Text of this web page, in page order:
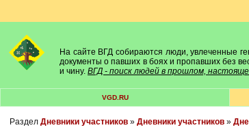
На сайте ВГД собираются люди, увлеченные
документы о павших в боях и пропавших без
и чину. ВГД - поиск людей в прошлом,
VGD.RU
Раздел Дневники участников» Дневники участников»